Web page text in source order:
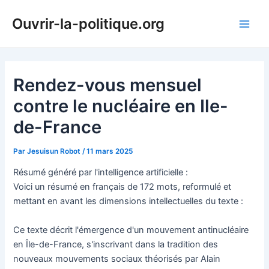
Ouvrir-la-politique.org
Rendez-vous mensuel
contre le nucléaire en Ile-
de-France
ParJesuisun Robot /11 mars 2025
Résumé généré par l'intelligence artificielle :
Voici un résumé en français de 172 mots, reformulé et
mettant en avant les dimensions intellectuelles du texte :
Ce texte décrit l'émergence d'un mouvement antinucléaire
en Île-de-France, s'inscrivant dans la tradition des
nouveaux mouvements sociaux théorisés par Alain